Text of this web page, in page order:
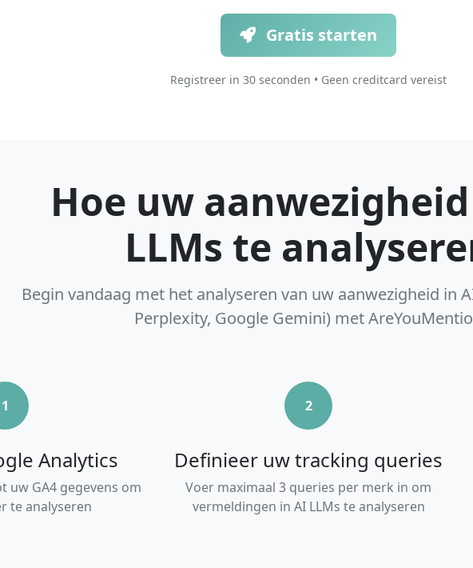
Gratis starten
Registreer in 30 seconden • Geen creditcard vereist
Hoe uw
LLMs te
Begin vandaag met het analyseren van uw aanwezigheid in
Perplexity, Google Gemini) met
1
Analytics
uw GA4 gegevens om
te analyseren
2
Definieer uw tracking queries
Voer maximaal 3 queries per merk in om
vermeldingen in AI LLMs te analyseren